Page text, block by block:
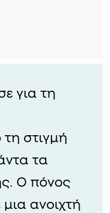
για τη
στιγμή
τα
Ο πόνος
ανοιχτή